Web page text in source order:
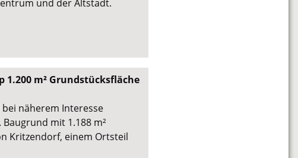
und der Altstadt.
m² Grundstücksfläche
näherem Interesse
mit 1.188 m²
Kritzendorf, einem Ortsteil